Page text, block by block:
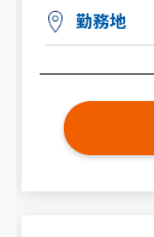
勤務地